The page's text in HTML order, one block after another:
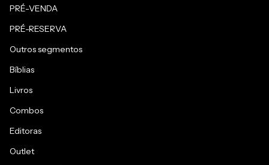
PRÉ-VENDA
PRÉ-RESERVA
Outros segmentos
Bíblias
Livros
Combos
Editoras
Outlet